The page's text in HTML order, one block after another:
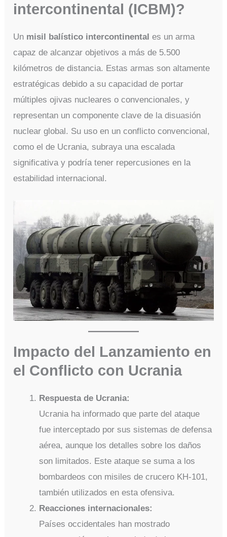
intercontinental (ICBM)?
Un misil balístico intercontinental es un arma
capaz de alcanzar objetivos a más de 5.500
kilómetros de distancia. Estas armas son altamente
estratégicas debido a su capacidad de portar
múltiples ojivas nucleares o convencionales, y
representan un componente clave de la disuasión
nuclear global. Su uso en un conflicto convencional,
como el de Ucrania, subraya una escalada
significativa y podría tener repercusiones en la
estabilidad internacional.
Impacto del Lanzamiento en
el Conflicto con Ucrania
Respuesta de Ucrania:
Ucrania ha informado que parte del ataque
fue interceptado por sus sistemas de defensa
aérea, aunque los detalles sobre los daños
son limitados. Este ataque se suma a los
bombardeos con misiles de crucero KH-101,
también utilizados en esta ofensiva.
Reacciones internacionales:
Países occidentales han mostrado